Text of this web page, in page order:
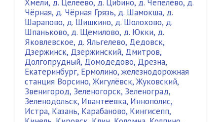
Чёрная, д. Чёрная Грязь, д. Шамокша, д.
Шарапово, д. Шишкино, д. Шолохово, д.
Шпаньково, д. Щемилово, д. Юкки, д.
Яковлевское, д. Яльгелево, Дедовск,
Дзержинск, Дзержинский, Дмитров,
Долгопрудный, Домодедово, Дрезна,
Екатеринбург, Ермолино, железнодорожная
станция Ворсино,Жигулёвск,Жуковский,
Звенигород, Зеленогорск, Зеленоград,
Зеленодольск, Ивантеевка, Иннополис,
Истра, Казань, Карабаново, Кингисепп,